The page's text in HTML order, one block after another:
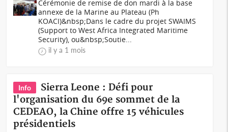
Cérémonie de remise de don mardi à la base
annexe de la Marine au Plateau (Ph
KOACI)&nbsp;Dans le cadre du projet SWAIMS
(Support to West Africa Integrated Maritime
Security), ou&nbsp;Soutie...
il y a 1 mois
Info
Sierra Leone : Défi pour
l'organisation du 69e sommet de la
CEDEAO, la Chine offre 15 véhicules
présidentiels